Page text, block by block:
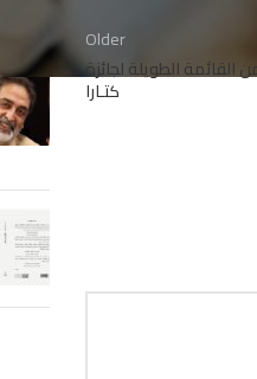
Older
الطويلة لجائزة
كتـارا